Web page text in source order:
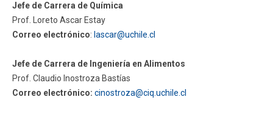
Jefe de Carrera de Química
Prof. Loreto Ascar Estay
Correo electrónico: lascar@uchile.cl
Jefe de Carrera de Ingeniería en Alimentos
Prof. Claudio Inostroza Bastías
Correo electrónico: cinostroza@ciq.uchile.cl